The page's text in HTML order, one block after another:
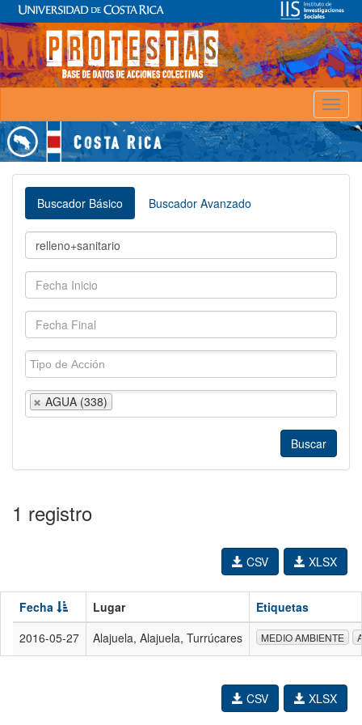
Buscador Básico Buscador Avanzado
AGUA (338)
1 registro
XLSX
CSV
Fecha Lugar
Etiquetas
2016-05-27
Alajuela, Alajuela, Turrúcares MEDIO AMBIENTE
XLSX
CSV